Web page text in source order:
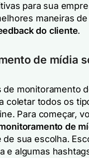
para sua
maneiras
do cliente.
de mídia
de monitoramento
coletar todos os
Para começar,
de
de sua escolha.
e algumas